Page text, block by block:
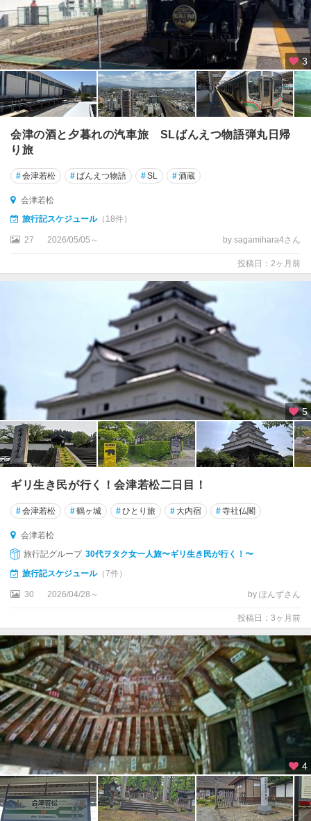
3
会津の酒と夕暮れの汽車旅 SLばんえつ物語弾丸日帰
り旅
#会津若松 #ばんえつ物語 #SL #酒蔵
会津若松
旅行記スケジュール（18件）
27 2026/05/05～ by sagamihara4さん
投稿日：2ヶ月前
5
ギリ生き民が行く！会津若松二日目！
#会津若松 #鶴ヶ城 #ひとり旅 # 大内宿 #寺社仏閣
会津若松
旅行記グループ 30代ヲタク女一人旅〜ギリ生き民が行く！〜
旅行記スケジュール（7件）
30 2026/04/28～ by ぽんずさん
投稿日：3ヶ月前
4